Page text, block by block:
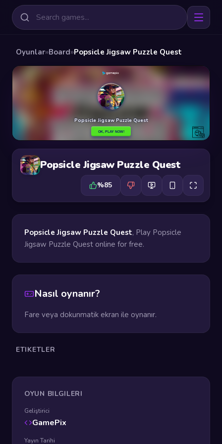
Oyunlar»Board»Popsicle Jigsaw Puzzle Quest
Popsicle Jigsaw Puzzle Quest
%85
Popsicle Jigsaw Puzzle Quest, Play Popsicle
Jigsaw Puzzle Quest online for free.
Nasıl oynanır?
Fare veya dokunmatik ekran ile oynanır.
ETIKETLER
OYUN BILGILERI
Geliştirici
GamePix
Yayın Tarihi